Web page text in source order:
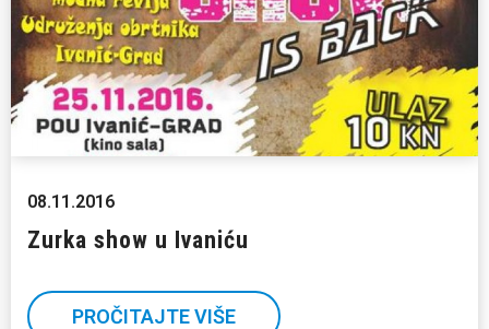
08.11.2016
Zurka show u Ivaniću
PROČITAJTE VIŠE